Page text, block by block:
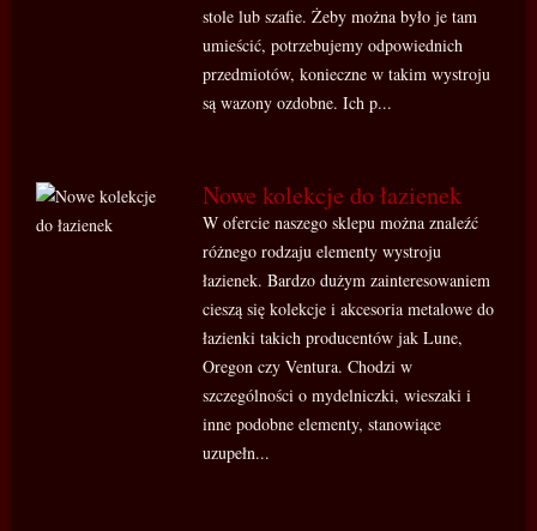
stole lub szafie. Żeby można było je tam
umieścić, potrzebujemy odpowiednich
przedmiotów, konieczne w takim wystroju
są wazony ozdobne. Ich p...
Nowe kolekcje do łazienek
W ofercie naszego sklepu można znaleźć
różnego rodzaju elementy wystroju
łazienek. Bardzo dużym zainteresowaniem
cieszą się kolekcje i akcesoria metalowe do
łazienki takich producentów jak Lune,
Oregon czy Ventura. Chodzi w
szczególności o mydelniczki, wieszaki i
inne podobne elementy, stanowiące
uzupełn...